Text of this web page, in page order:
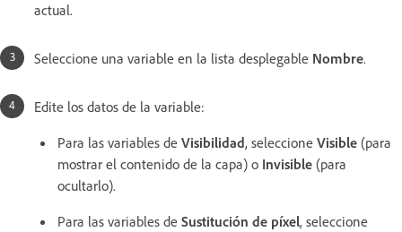
actual.
Seleccione una variable en la lista desplegable Nombre.
Edite los datos de la variable:
Para las variables de Visibilidad, seleccione Visible (para
mostrar el contenido de la capa) o Invisible (para
ocultarlo).
Para las variables de Sustitución de píxel, seleccione